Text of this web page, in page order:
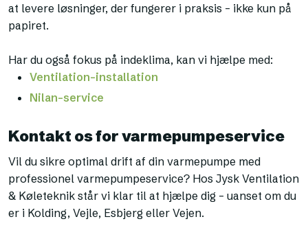
at levere løsninger, der fungerer i praksis – ikke kun på
papiret.
Har du også fokus på indeklima, kan vi hjælpe med:
Ventilation-installation
Nilan-service
Kontakt os for varmepumpeservice
Vil du sikre optimal drift af din varmepumpe med
professionel varmepumpeservice? Hos Jysk Ventilation
& Køleteknik står vi klar til at hjælpe dig – uanset om du
er i Kolding, Vejle, Esbjerg eller Vejen.